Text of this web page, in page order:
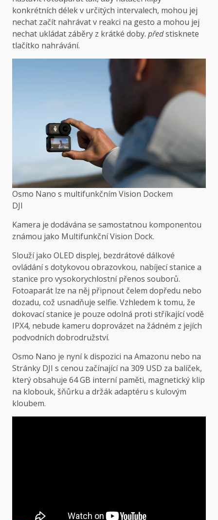
konkrétních délek v určitých intervalech, mohou jej
nechat začít nahrávat v reakci na gesto a mohou jej
nechat ukládat záběry z krátké doby. předstisknete
tlačítko nahrávání.
Osmo Nano s multifunkčním Vision Dockem
DJI
Kamera je dodávána se samostatnou komponentou
známou jako Multifunkční Vision Dock.
Slouží jako OLED displej, bezdrátové dálkové
ovládání s dotykovou obrazovkou, nabíjecí stanice a
stanice pro vysokorychlostní přenos souborů.
Fotoaparát lze na něj připnout čelem dopředu nebo
dozadu, což usnadňuje selfie. Vzhledem k tomu, že
dokovací stanice je pouze odolná proti stříkající vodě
IPX4, nebude kameru doprovázet na žádném z jejích
podvodních dobrodružství.
Osmo Nano je nyní k dispozici na Amazonu nebo na
Stránky DJI s cenou začínající na 309 USD za balíček,
který obsahuje 64 GB interní paměti, magnetický klip
na klobouk, šňůrku a držák adaptéru s kulovým
kloubem.